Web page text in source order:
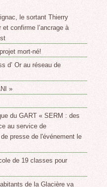
le sortant Thierry
confirme l’ancrage à
mort-né!
d’ Or au réseau de
»
du GART « SERM : des
au service de
presse de l'événement le
de 19 classes pour
de la Glacière va